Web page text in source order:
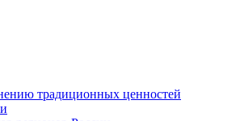
традиционных ценностей